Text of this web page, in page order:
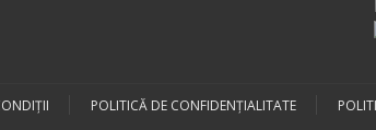
POLITICĂ DE CONFIDENȚIALITATE